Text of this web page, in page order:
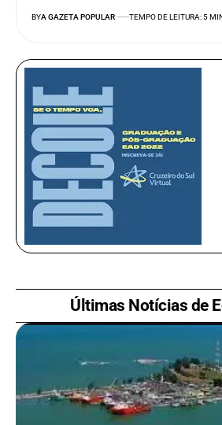
BYA GAZETA POPULAR TEMPO DE LEITURA: 5
Últimas Notícias de